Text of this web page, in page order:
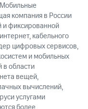
компания в России
и фиксированной
кабельного
цифровых сервисов,
и мобильных
области
вещей,
вычислений,
услугами